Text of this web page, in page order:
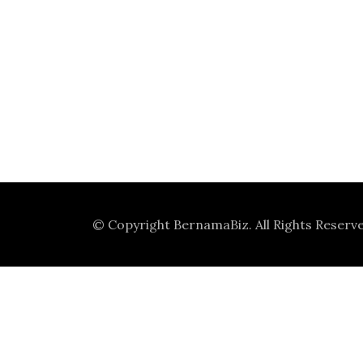
© Copyright BernamaBiz. All Rights